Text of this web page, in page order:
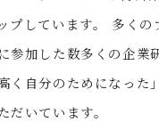
プしています。 多くの
参加した数多くの企業
く自分のためになった
だいています。